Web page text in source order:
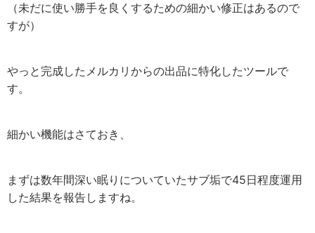
（未だに使い勝手を良くするための細かい修正はあるので
すが）
やっと完成したメルカリからの出品に特化したツールで
す。
細かい機能はさておき、
まずは数年間深い眠りについていたサブ垢で45日程度運用
した結果を報告しますね。